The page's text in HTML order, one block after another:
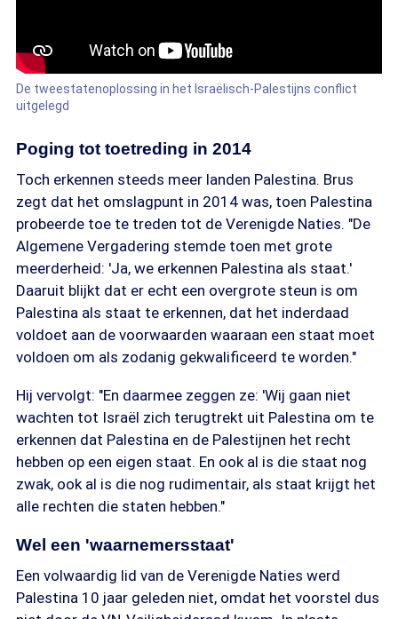
De tweestatenoplossing in het Israëlisch-Palestijns conflict
uitgelegd
Poging tot toetreding in 2014
Toch erkennen steeds meer landen Palestina. Brus
zegt dat het omslagpunt in 2014 was, toen Palestina
probeerde toe te treden tot de Verenigde Naties. "De
Algemene Vergadering stemde toen met grote
meerderheid: 'Ja, we erkennen Palestina als staat.'
Daaruit blijkt dat er echt een overgrote steun is om
Palestina als staat te erkennen, dat het inderdaad
voldoet aan de voorwaarden waaraan een staat moet
voldoen om als zodanig gekwalificeerd te worden."
Hij vervolgt: "En daarmee zeggen ze: 'Wij gaan niet
wachten tot Israël zich terugtrekt uit Palestina om te
erkennen dat Palestina en de Palestijnen het recht
hebben op een eigen staat. En ook al is die staat nog
zwak, ook al is die nog rudimentair, als staat krijgt het
alle rechten die staten hebben."
Wel een 'waarnemersstaat'
Een volwaardig lid van de Verenigde Naties werd
Palestina 10 jaar geleden niet, omdat het voorstel dus